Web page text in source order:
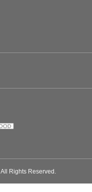
Rights Reserved.